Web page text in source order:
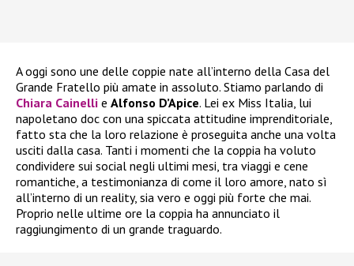
A oggi sono une delle coppie nate all’interno della Casa del
Grande Fratello più amate in assoluto. Stiamo parlando di
Chiara Cainelli e Alfonso D’Apice. Lei ex Miss Italia, lui
napoletano doc con una spiccata attitudine imprenditoriale,
fatto sta che la loro relazione è proseguita anche una volta
usciti dalla casa. Tanti i momenti che la coppia ha voluto
condividere sui social negli ultimi mesi, tra viaggi e cene
romantiche, a testimonianza di come il loro amore, nato sì
all’interno di un reality, sia vero e oggi più forte che mai.
Proprio nelle ultime ore la coppia ha annunciato il
raggiungimento di un grande traguardo.